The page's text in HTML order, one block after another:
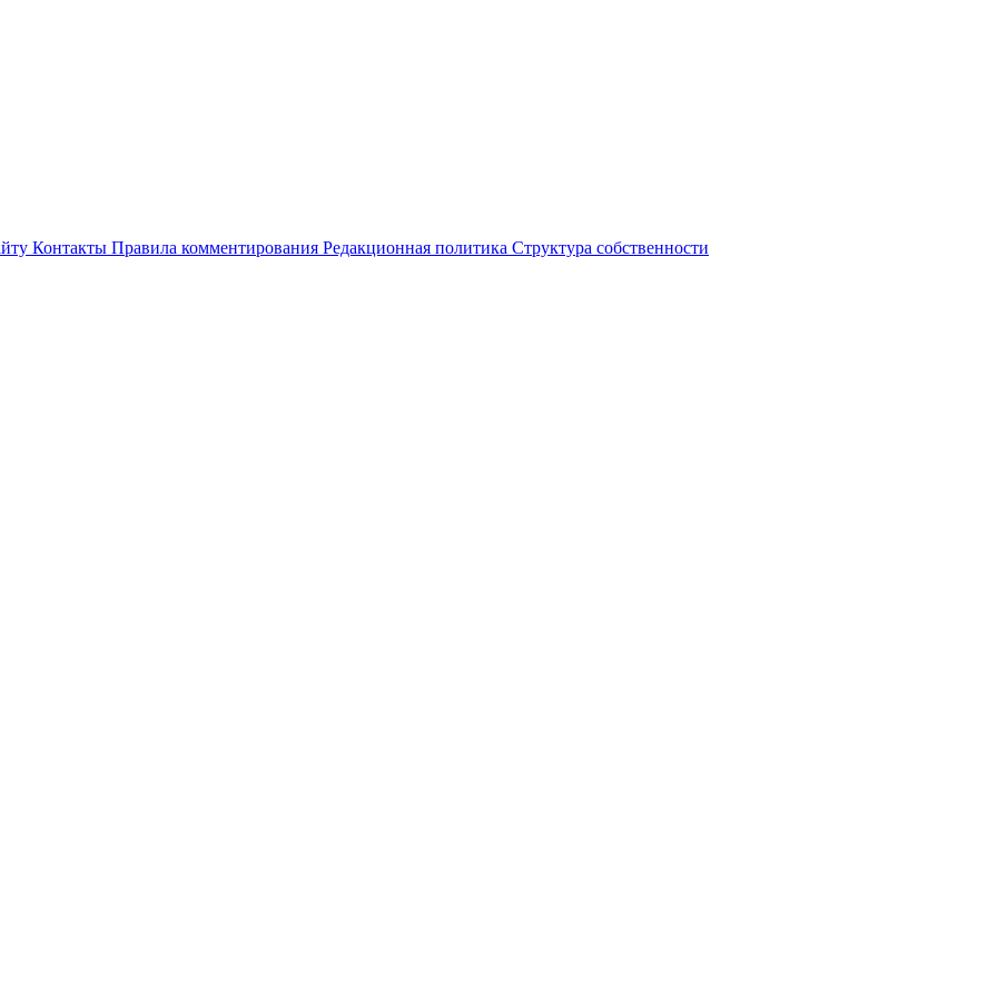
Контакты Правила комментирования Редакционная политика Структура собственности